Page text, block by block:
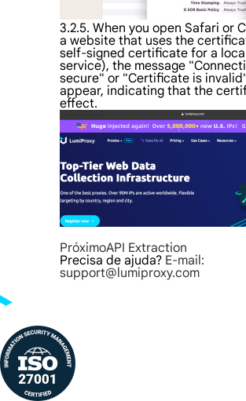
3.2.5. When you open Safari or
a website that uses the
self-signed certificate for a
service), the message
secure" or "Certificate is
appear, indicating that the
effect.
PróximoAPI Extraction
Precisa de ajuda? E-mail:
support@lumiproxy.com